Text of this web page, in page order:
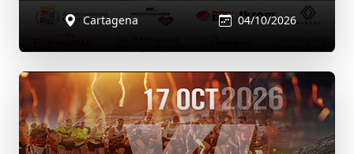
Cartagena 04/10/2026